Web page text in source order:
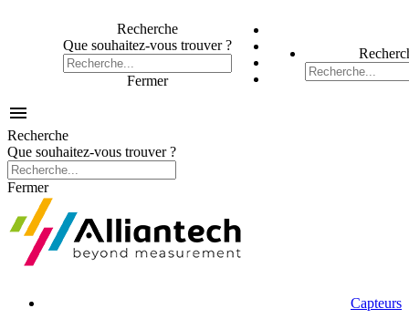
Recherche
Que souhaitez-vous trouver ?
Fermer

Recherche
Que souhaitez-vous trouver ?
Fermer
Capteurs